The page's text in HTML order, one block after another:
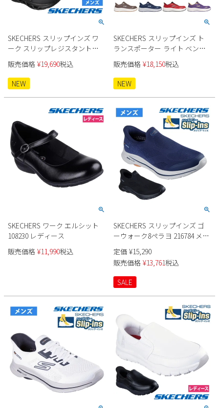
SKECHERS スリップインズ ワ
ーク スリップレジスタント
200452J メンズ ワークシューズ
販売価格 ¥19,690税込
NEW
SKECHERS スリップインズ ト
ランスポーター ライト ベン
200262J メンズ
販売価格 ¥18,150税込
NEW
SKECHERS ワーク エルシット
108230 レディース
販売価格 ¥11,990税込
SKECHERS スリップインズ ゴ
ーウォーク8ペラヨ 216784 メン
ズ
定価 ¥15,290
販売価格 ¥13,761税込
SALE